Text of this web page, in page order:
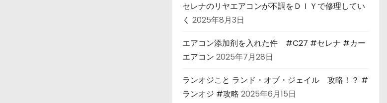
セレナのリヤエアコンが不調をＤＩＹで修理してい
く 2025年8月3日
エアコン添加剤を入れた件 #C27 #セレナ #カー
エアコン 2025年7月28日
ランオジこと ランド・オブ・ジェイル 攻略！？ #
ランオジ #攻略 2025年6月15日